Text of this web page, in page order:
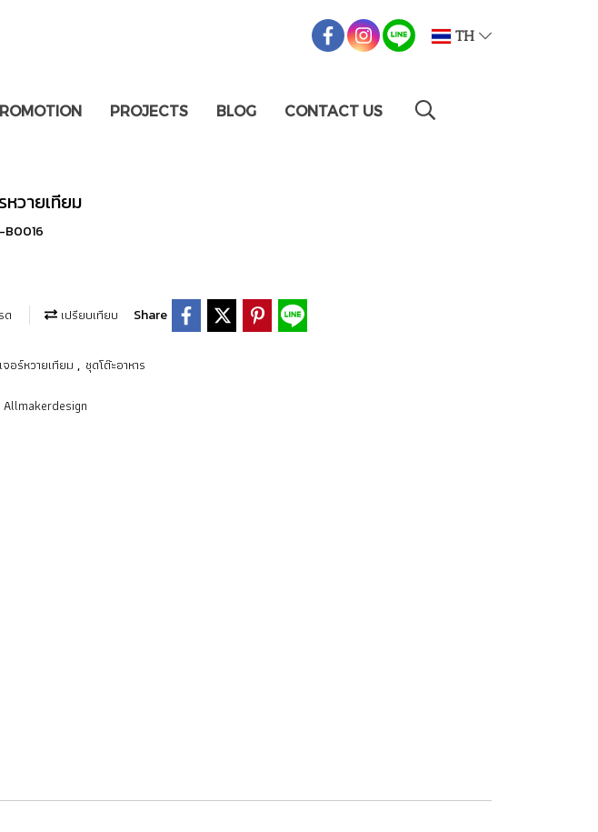
TH
PROJECTS BLOG CONTACT US
หวายเทียม
B0016
ด เปรียบเทียบ Share
จอร์หวายเทียม , ชุดโต๊ะอาหาร